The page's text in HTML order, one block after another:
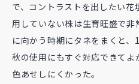
で、コントラストを出したい
用していない株は生育旺盛で
に向かう時期にタネをまくと、
秋の使用にもすぐ対応できて
色あせしにくかった。